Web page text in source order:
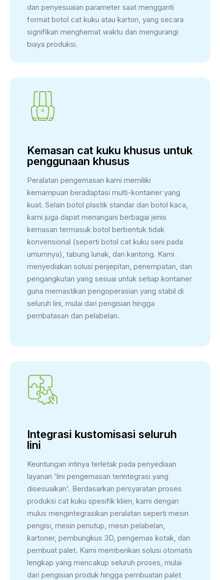
dan penyesuaian parameter saat mengganti
format botol cat kuku atau karton, yang secara
signifikan menghemat waktu dan mengurangi
biaya produksi.
Kemasan cat kuku khusus untuk
penggunaan khusus
Peralatan pengemasan kami memiliki
kemampuan beradaptasi multi-kontainer yang
kuat. Selain botol plastik standar dan botol kaca,
kami juga dapat menangani berbagai jenis
kemasan termasuk botol berbentuk tidak
konvensional (seperti botol cat kuku seni pada
umumnya), tabung lunak, dan kantong. Kami
menyediakan solusi penjepitan, penempatan, dan
pengangkutan yang sesuai untuk setiap kontainer
guna memastikan pengoperasian yang stabil di
seluruh lini, mulai dari pengisian hingga
pembatasan dan pelabelan.
Integrasi kustomisasi seluruh
lini
Keuntungan intinya terletak pada penyediaan
layanan 'lini pengemasan terintegrasi yang
disesuaikan'. Berdasarkan persyaratan proses
produksi cat kuku spesifik klien, kami dengan
mulus mengintegrasikan peralatan seperti mesin
pengisi, mesin penutup, mesin pelabelan,
kartoner, pembungkus 3D, pengemas kotak, dan
pembuat palet. Kami memberikan solusi otomatis
lengkap yang mencakup seluruh proses, mulai
dari pengisian produk hingga pembuatan palet